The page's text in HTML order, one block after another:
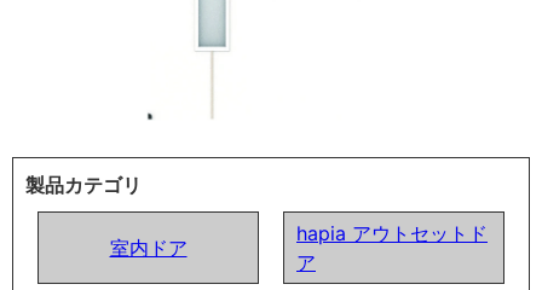
製品カテゴリ
室内ドア
hapia アウトセットド
ア